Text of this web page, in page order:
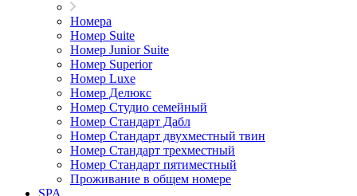
Номера
Номер Suite
Номер Junior Suite
Номер Superior
Номер Luxe
Номер Делюкс
Номер Студио семейный
Номер Стандарт Дабл
Номер Стандарт двухместный твин
Номер Стандарт трехместный
Номер Стандарт пятиместный
Проживание в общем номере
SPA